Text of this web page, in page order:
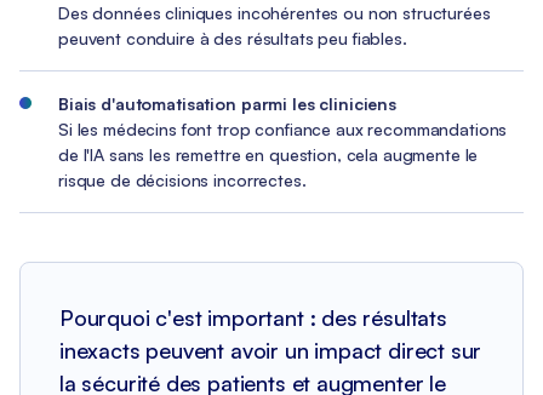
Des données cliniques incohérentes ou non structurées
peuvent conduire à des résultats peu fiables.
Biais d'automatisation parmi les cliniciens
Si les médecins font trop confiance aux recommandations
de l'IA sans les remettre en question, cela augmente le
risque de décisions incorrectes.
Pourquoi c'est important : des résultats
inexacts peuvent avoir un impact direct sur
la sécurité des patients et augmenter le